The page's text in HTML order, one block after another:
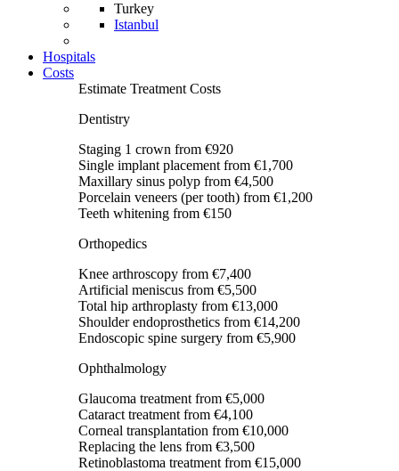
Turkey
Istanbul
Hospitals
Costs
Estimate Treatment Costs
Dentistry
Staging 1 crown from €920
Single implant placement from €1,700
Maxillary sinus polyp from €4,500
Porcelain veneers (per tooth) from €1,200
Teeth whitening from €150
Orthopedics
Knee arthroscopy from €7,400
Artificial meniscus from €5,500
Total hip arthroplasty from €13,000
Shoulder endoprosthetics from €14,200
Endoscopic spine surgery from €5,900
Ophthalmology
Glaucoma treatment from €5,000
Cataract treatment from €4,100
Corneal transplantation from €10,000
Replacing the lens from €3,500
Retinoblastoma treatment from €15,000